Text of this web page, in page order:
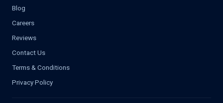
Blog
Careers
Reviews
Contact Us
Terms & Conditions
Privacy Policy